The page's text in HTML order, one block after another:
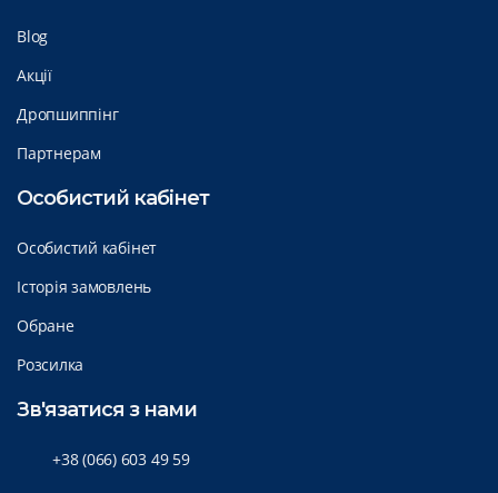
Blog
Акції
Дропшиппінг
Партнерам
Особистий кабінет
Особистий кабінет
Історія замовлень
Обране
Розсилка
Зв'язатися з нами
+38 (066) 603 49 59